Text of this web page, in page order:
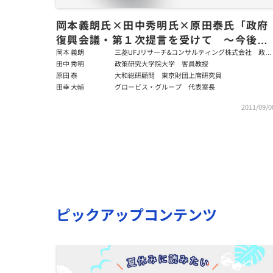
岡本義朗氏×田中秀明氏×原田泰氏「政府
復興会議・第１次提言を受けて 〜今後の
政治･行政・民間の果たすべき役割を問
う〜」
岡本 義朗
三菱UFJリサーチ&コンサルティング株式会社 政策
研究事業本部公共経営･公共政策部主任研究員
田中 秀明
政策研究大学院大学 客員教授
原田 泰
大和総研顧問 東京財団上席研究員
田幸 大輔
グロービス・グループ 代表室長
2011/09/
ピックアップコンテンツ